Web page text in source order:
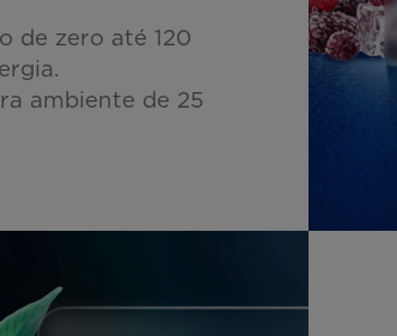
de zero até 120
ambiente de 25